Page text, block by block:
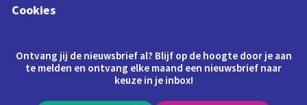
Cookies
Ontvang jij de nieuwsbrief al? Blijf op de hoogte door je aan
te melden en ontvang elke maand een nieuwsbrief naar
keuze in je inbox!